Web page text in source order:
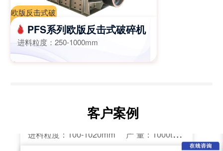
欧版反击式破
碎机,欧版反
击破,一次成
型破碎机-江
苏迈斯特重工
PFS系列欧版反击式破碎机
进料粒度： 250-1000mm
客户案例
进料粒度：100-1020mm 产 量：1000t/h